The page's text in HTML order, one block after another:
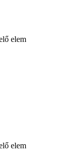
elem
elem